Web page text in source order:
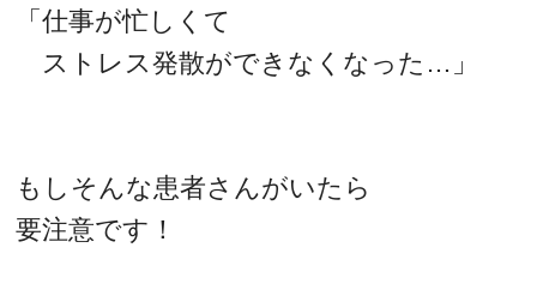
「仕事が忙しくて
ストレス発散ができなくなった…」
もしそんな患者さんがいたら
要注意です！